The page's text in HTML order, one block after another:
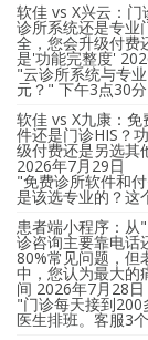
软佳 vs X兴云：
诊所系统还是专业
全，您会升级付费
是'功能完整度'
"云诊所系统与专
元？" 下午3点30
软佳 vs X九康：
件还是门诊HIS？
级付费还是另选其
2026年7月29日
"免费诊所软件和
是该选专业的？
患者端小程序：
诊咨询主要靠电话
80%常见问题，但
中，您认为最大的
间 2026年7月28日
"门诊每天接到200
医生排班。客服3